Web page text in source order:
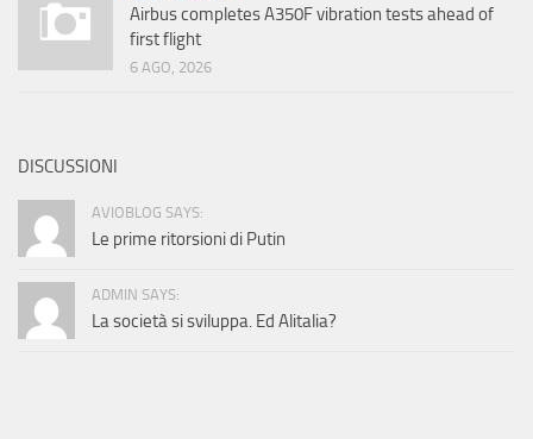
Airbus completes A350F vibration tests ahead of
first flight
6 AGO, 2026
DISCUSSIONI
AVIOBLOG SAYS:
Le prime ritorsioni di Putin
ADMIN SAYS:
La società si sviluppa. Ed Alitalia?